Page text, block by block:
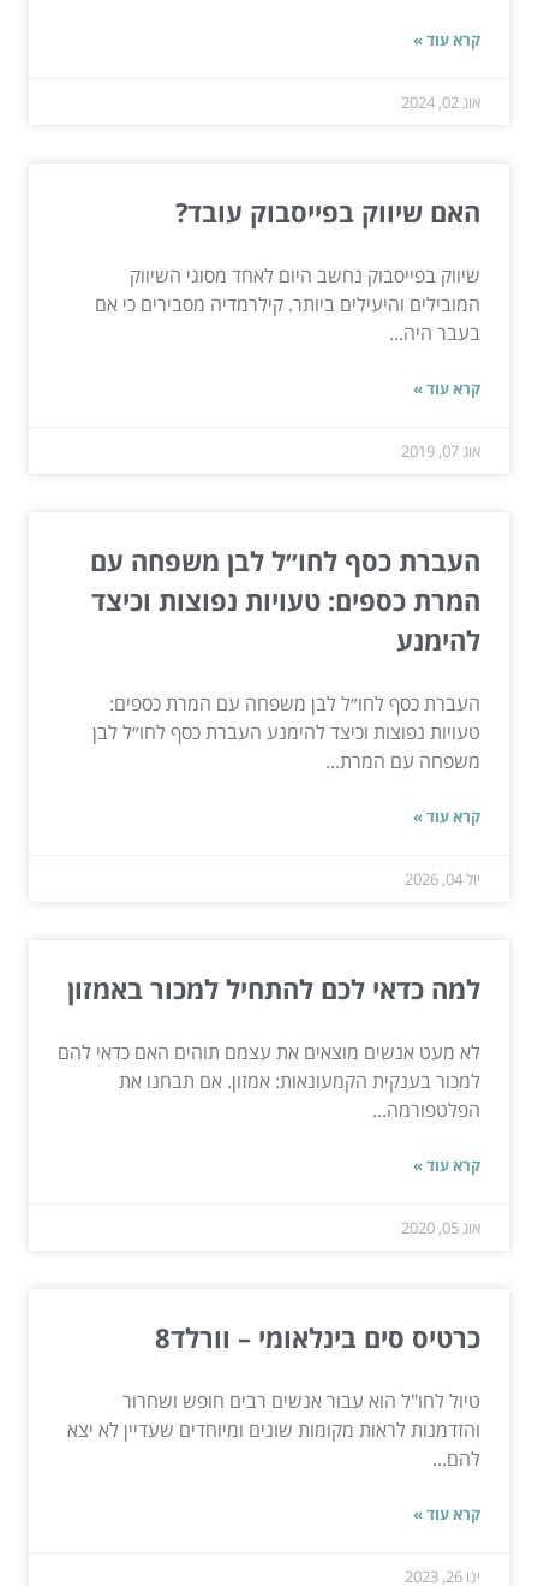
קרא עוד »
אוג 02, 2024
האם שיווק בפייסבוק עובד?
שיווק בפייסבוק נחשב היום לאחד מסוגי השיווק
המובילים והיעילים ביותר. קילרמדיה מסבירים כי אם
בעבר היה...
קרא עוד »
אוג 07, 2019
העברת כסף לחו״ל לבן משפחה עם
המרת כספים: טעויות נפוצות וכיצד
להימנע
העברת כסף לחו״ל לבן משפחה עם המרת כספים:
טעויות נפוצות וכיצד להימנע העברת כסף לחו״ל לבן
משפחה עם המרת...
קרא עוד »
יול 04, 2026
למה כדאי לכם להתחיל למכור באמזון
לא מעט אנשים מוצאים את עצמם תוהים האם כדאי להם
למכור בענקית הקמעונאות: אמזון. אם תבחנו את
הפלטפורמה...
קרא עוד »
אוג 05, 2020
כרטיס סים בינלאומי – וורלד8
טיול לחו"ל הוא עבור אנשים רבים חופש ושחרור
והזדמנות לראות מקומות שונים ומיוחדים שעדיין לא יצא
להם...
קרא עוד »
ינו 26, 2023